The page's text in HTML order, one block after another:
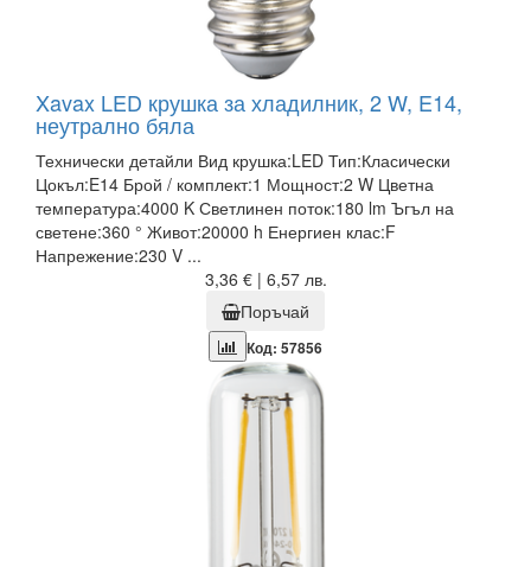
Xavax LED крушка за хладилник, 2 W, E14,
неутрално бяла
Технически детайли Вид крушка:LED Тип:Класически
Цокъл:E14 Брой / комплект:1 Мощност:2 W Цветна
температура:4000 K Светлинен поток:180 lm Ъгъл на
светене:360 ° Живот:20000 h Енергиен клас:F
Напрежение:230 V ...
3,36 € | 6,57 лв.
Поръчай
Код: 57856